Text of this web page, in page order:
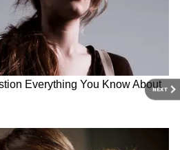
NEXT